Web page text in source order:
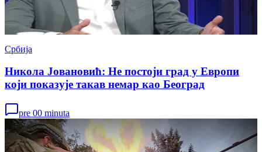
Србија
Никола Јовановић: Не постоји град у Европи
који показује такав немар као Београд
pre 00 minuta